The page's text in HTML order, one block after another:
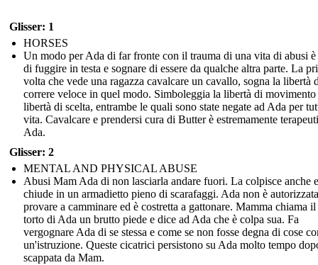
Glisser: 1
HORSES
Un modo per Ada di far fronte con il trauma di una vita di abusi
di fuggire in testa e sognare di essere da qualche altra parte. La
volta che vede una ragazza cavalcare un cavallo, sogna la libertà
correre veloce in quel modo. Simboleggia la libertà di movimento
libertà di scelta, entrambe le quali sono state negate ad Ada per
vita. Cavalcare e prendersi cura di Butter è estremamente
Ada.
Glisser: 2
MENTAL AND PHYSICAL ABUSE
Abusi Mam Ada di non lasciarla andare fuori. La colpisce anche
chiude in un armadietto pieno di scarafaggi. Ada non è
provare a camminare ed è costretta a gattonare. Mamma chiama
torto di Ada un brutto piede e dice ad Ada che è colpa sua. Fa
vergognare Ada di se stessa e come se non fosse degna di cose
un'istruzione. Queste cicatrici persistono su Ada molto tempo
scappata da Mam.